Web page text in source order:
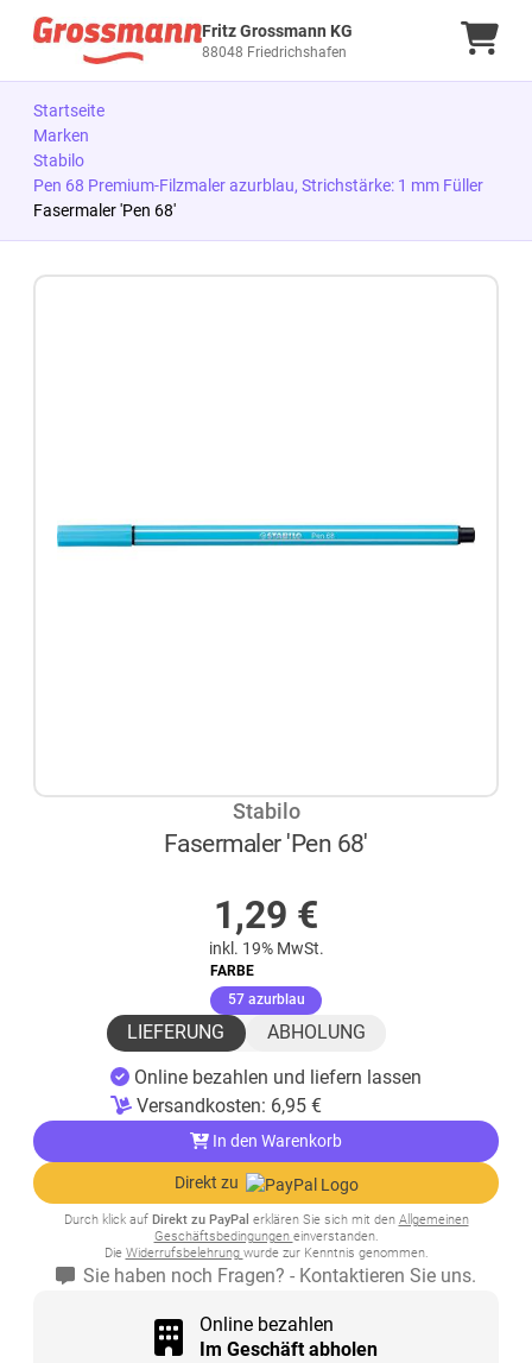
Fritz Grossmann KG
88048 Friedrichshafen
Startseite
Marken
Stabilo
Pen 68 Premium-Filzmaler azurblau, Strichstärke: 1 mm Füller
Fasermaler 'Pen 68'
Stabilo
Fasermaler 'Pen 68'
1,29 €
inkl. 19% MwSt.
FARBE
57 azurblau(ausgewählt)
LIEFERUNG ABHOLUNG
Online bezahlen und liefern lassen
Versandkosten: 6,95 €
In den Warenkorb
Direkt zu
Durch klick auf Direkt zu PayPal erklären Sie sich mit den Allgemeinen
Geschäftsbedingungen einverstanden.
Die Widerrufsbelehrung wurde zur Kenntnis genommen.
Sie haben noch Fragen? - Kontaktieren Sie uns.
Online bezahlen
Im Geschäft abholen